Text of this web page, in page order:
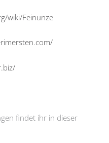
wiki/Feinunze
findet ihr in dieser